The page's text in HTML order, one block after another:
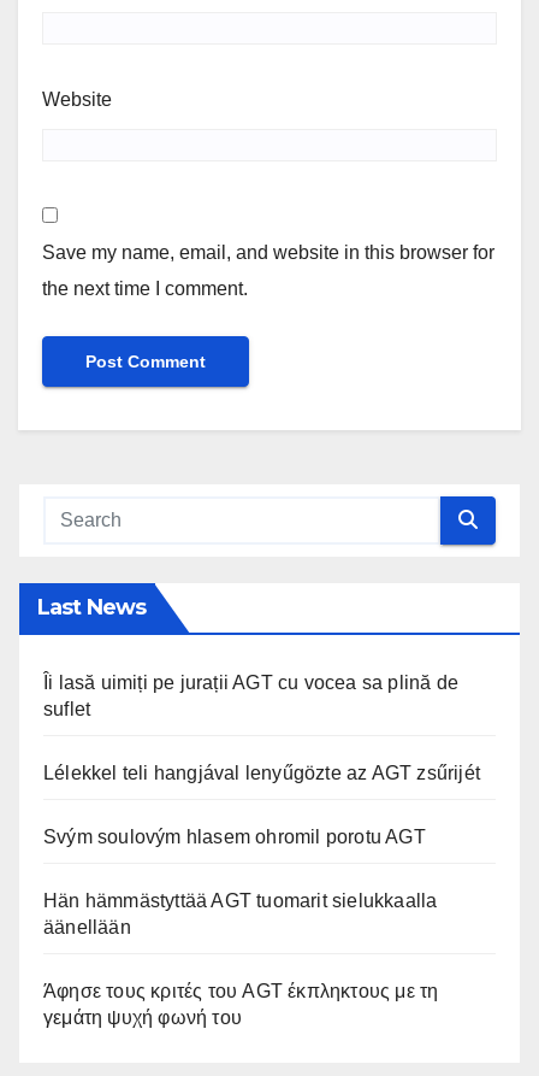
Website
Save my name, email, and website in this browser for
the next time I comment.
Last News
Îi lasă uimiți pe jurații AGT cu vocea sa plină de
suflet
Lélekkel teli hangjával lenyűgözte az AGT zsűrijét
Svým soulovým hlasem ohromil porotu AGT
Hän hämmästyttää AGT tuomarit sielukkaalla
äänellään
Άφησε τους κριτές του AGT έκπληκτους με τη
γεμάτη ψυχή φωνή του